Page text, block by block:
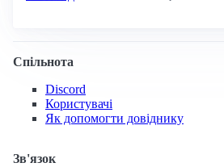
Спільнота
Discord
Користувачі
Як допомогти довіднику
Зв'язок